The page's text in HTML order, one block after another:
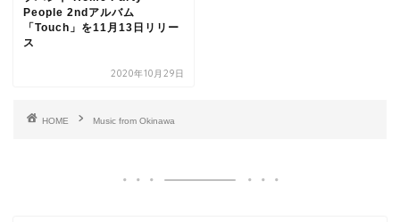
People 2ndアルバム
「Touch」を11月13日リリー
ス
2020年10月29日
HOME Music from Okinawa